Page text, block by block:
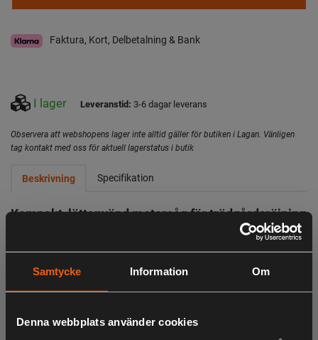
Samtycke Information Om
Denna webbplats använder cookies
Faktura, Kort, Delbetalning & Bank
I lager Leveranstid: 3-6 dagar leverans
Observera att webshopens lager inte alltid gäller för butiken i Lagan. Vänligen
tag kontakt med oss för aktuell lagerstatus i butik
Beskrivning Specifikation
Kompakt, lättanvänd motorsåg för trädgårdsröjning
Den batteridrivna Aspire™-motorsågen är optimerad för
beskärning, trädgårdsröjning, fällning av mindre träd och
som ger precision och hög skärhastighet.